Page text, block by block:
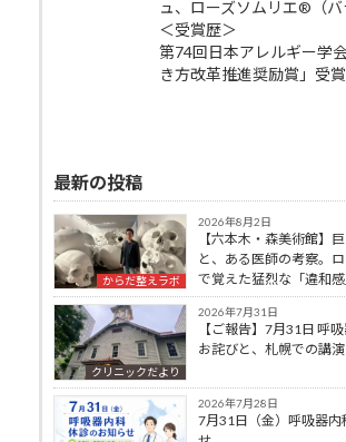
ュ、ローズソムリエ®（バ
＜受賞歴＞
第74回日本アレルギー学
き方改革推進奨励賞」受賞
最新の投稿
からだ整えラボ
2026年8月2日
【六本木・森美術館】
と、ある医師の考察。
で覚えた猛烈な「違和
クリニックだより
2026年7月31日
【ご報告】7月31日 呼
お詫びと、札幌での講
2026年7月28日
7月31日（金）呼吸器内